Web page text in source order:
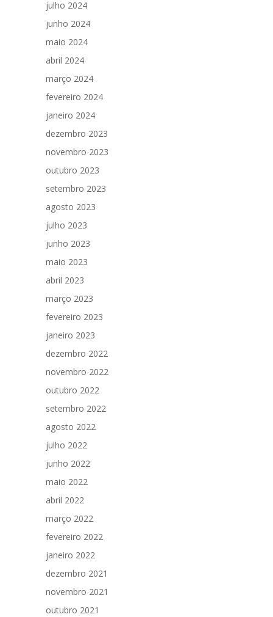
julho 2024
junho 2024
maio 2024
abril 2024
março 2024
fevereiro 2024
janeiro 2024
dezembro 2023
novembro 2023
outubro 2023
setembro 2023
agosto 2023
julho 2023
junho 2023
maio 2023
abril 2023
março 2023
fevereiro 2023
janeiro 2023
dezembro 2022
novembro 2022
outubro 2022
setembro 2022
agosto 2022
julho 2022
junho 2022
maio 2022
abril 2022
março 2022
fevereiro 2022
janeiro 2022
dezembro 2021
novembro 2021
outubro 2021